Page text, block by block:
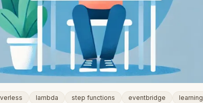
lambda step functions eventbridge learning